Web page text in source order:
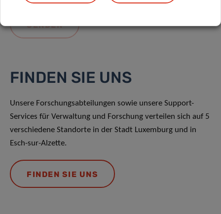
FINDEN SIE UNS
Unsere Forschungsabteilungen sowie unsere Support-
Services für Verwaltung und Forschung verteilen sich auf 5
verschiedene Standorte in der Stadt Luxemburg und in
Esch-sur-Alzette.
FINDEN SIE UNS